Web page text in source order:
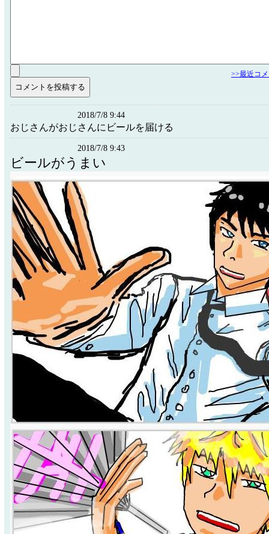
>>最近コ
2018/7/8 9:44
おじさんがおじさんにビールを届ける
2018/7/8 9:43
ビールがうまい